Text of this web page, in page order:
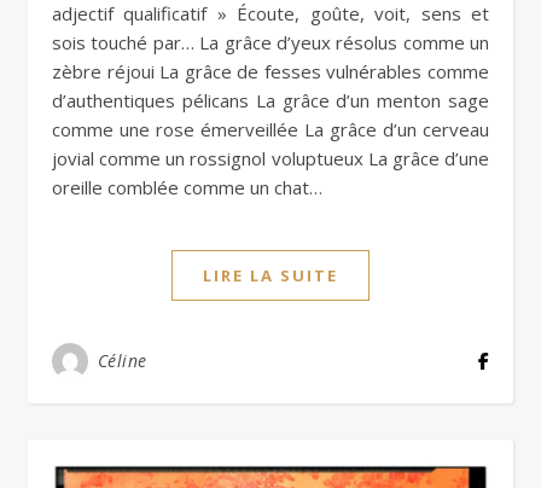
adjectif qualificatif » Écoute, goûte, voit, sens et
sois touché par… La grâce d’yeux résolus comme un
zèbre réjoui La grâce de fesses vulnérables comme
d’authentiques pélicans La grâce d’un menton sage
comme une rose émerveillée La grâce d’un cerveau
jovial comme un rossignol voluptueux La grâce d’une
oreille comblée comme un chat…
LIRE LA SUITE
Céline